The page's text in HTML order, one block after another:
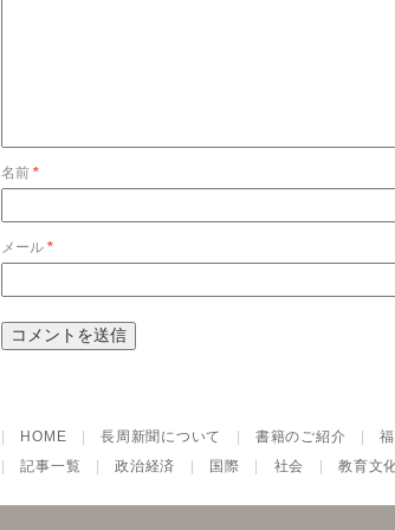
名前 *
メール *
HOME |長周新聞について |書籍のご紹介 |
|記事一覧 |政治経済 国際 社会 |教育文